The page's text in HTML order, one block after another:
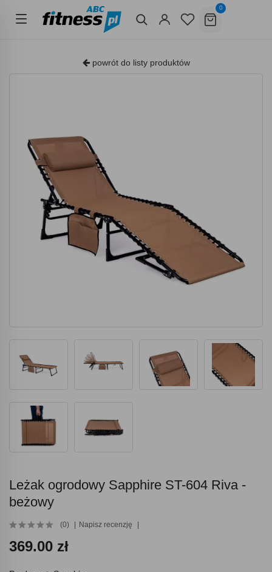
0
powrót do listy produktów
Leżak ogrodowy Sapphire ST-604 Riva -
beżowy
(0) Napisz recenzję
369.00 zł